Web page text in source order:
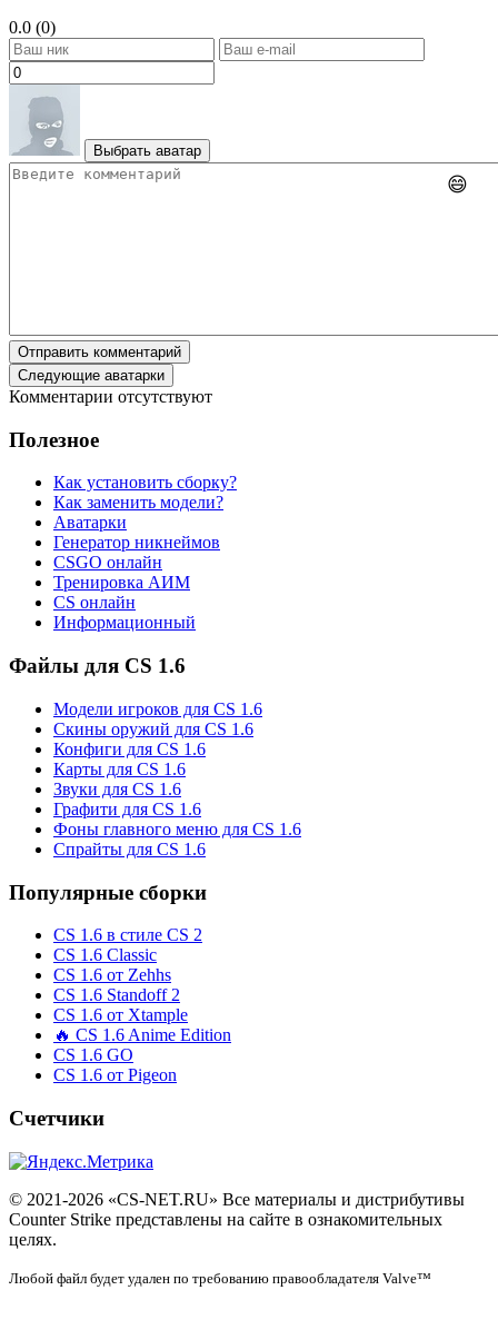
0.0 (0)
Выбрать аватар
😄
Отправить комментарий
Следующие аватарки
Комментарии отсутствуют
Полезное
Как установить сборку?
Как заменить модели?
Аватарки
Генератор никнеймов
CSGO онлайн
Тренировка АИМ
CS онлайн
Информационный
Файлы для CS 1.6
Модели игроков для CS 1.6
Скины оружий для CS 1.6
Конфиги для CS 1.6
Карты для CS 1.6
Звуки для CS 1.6
Графити для CS 1.6
Фоны главного меню для CS 1.6
Спрайты для CS 1.6
Популярные сборки
CS 1.6 в стиле CS 2
CS 1.6 Classic
CS 1.6 от Zehhs
CS 1.6 Standoff 2
CS 1.6 от Xtample
🔥 CS 1.6 Anime Edition
CS 1.6 GO
CS 1.6 от Pigeon
Счетчики
© 2021-2026 «CS-NET.RU» Все материалы и дистрибутивы
Counter Strike представлены на сайте в ознакомительных
целях.
Любой файл будет удален по требованию правообладателя Valve™